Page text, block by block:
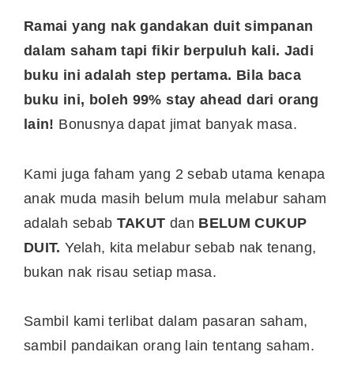
Ramai yang nak gandakan duit simpanan
dalam saham tapi fikir berpuluh kali. Jadi
buku ini adalah step pertama. Bila baca
buku ini, boleh 99% stay ahead dari orang
lain! Bonusnya dapat jimat banyak masa.
Kami juga faham yang 2 sebab utama kenapa
anak muda masih belum mula melabur saham
adalah sebab TAKUT dan BELUM CUKUP
DUIT.Yelah, kita melabur sebab nak tenang,
bukan nak risau setiap masa.
Sambil kami terlibat dalam pasaran saham,
sambil pandaikan orang lain tentang saham.